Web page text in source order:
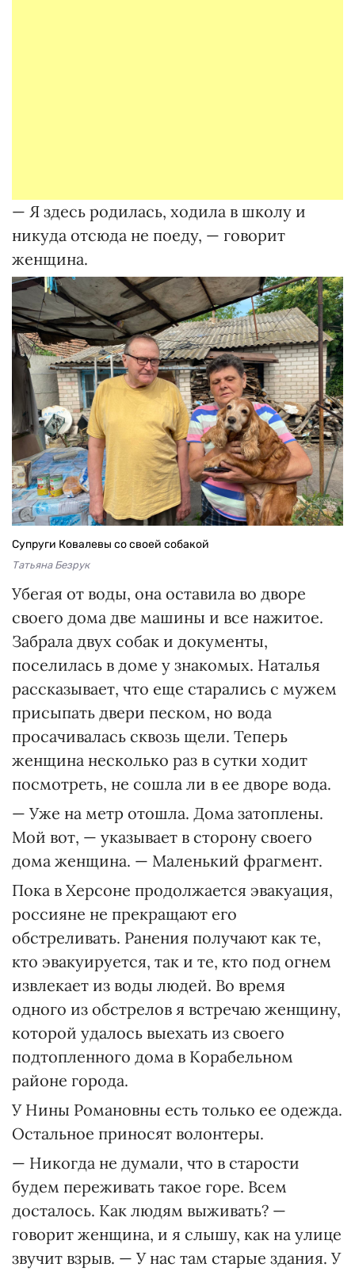
— Я здесь родилась, ходила в школу и
никуда отсюда не поеду, — говорит
женщина.
Супруги Ковалевы со своей собакой
Татьяна Безрук
Убегая от воды, она оставила во дворе
своего дома две машины и все нажитое.
Забрала двух собак и документы,
поселилась в доме у знакомых. Наталья
рассказывает, что еще старались с мужем
присыпать двери песком, но вода
просачивалась сквозь щели. Теперь
женщина несколько раз в сутки ходит
посмотреть, не сошла ли в ее дворе вода.
— Уже на метр отошла. Дома затоплены.
Мой вот, — указывает в сторону своего
дома женщина. — Маленький фрагмент.
Пока в Херсоне продолжается эвакуация,
россияне не прекращают его
обстреливать. Ранения получают как те,
кто эвакуируется, так и те, кто под огнем
извлекает из воды людей. Во время
одного из обстрелов я встречаю женщину,
которой удалось выехать из своего
подтопленного дома в Корабельном
районе города.
У Нины Романовны есть только ее одежда.
Остальное приносят волонтеры.
— Никогда не думали, что в старости
будем переживать такое горе. Всем
досталось. Как людям выживать? —
говорит женщина, и я слышу, как на улице
звучит взрыв. — У нас там старые здания. У